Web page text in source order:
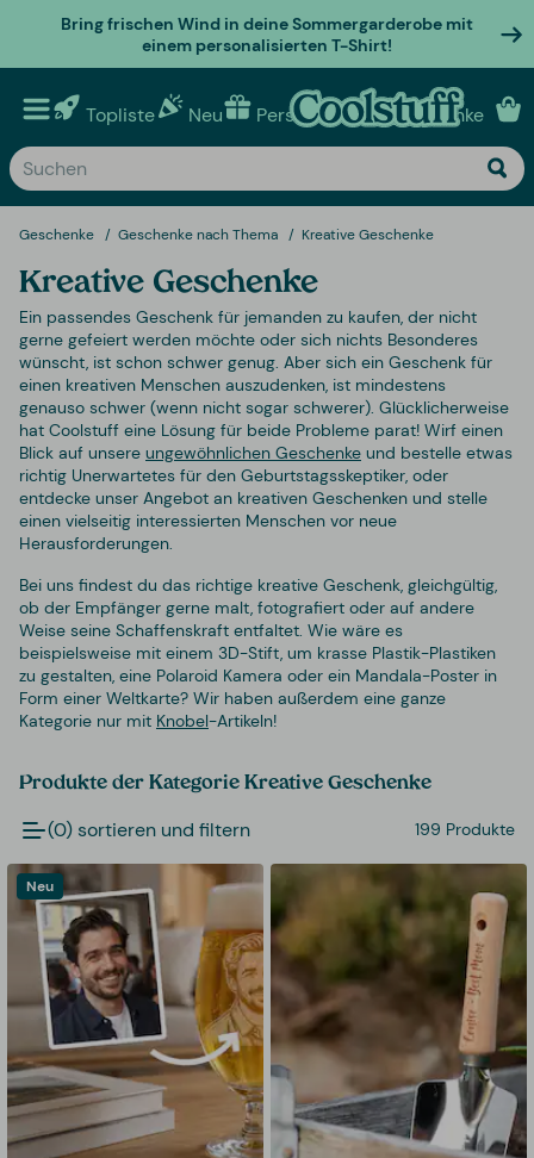
Bring frischen Wind in deine Sommergarderobe mit
einem personalisierten T-Shirt!
Topliste Neu Personalisierte geschenke
Geschenke Geschenke nach Thema Kreative Geschenke
Kreative Geschenke
Ein passendes Geschenk für jemanden zu kaufen, der nicht
gerne gefeiert werden möchte oder sich nichts Besonderes
wünscht, ist schon schwer genug. Aber sich ein Geschenk für
einen kreativen Menschen auszudenken, ist mindestens
genauso schwer (wenn nicht sogar schwerer). Glücklicherweise
hat Coolstuff eine Lösung für beide Probleme parat! Wirf einen
Blick auf unsere ungewöhnlichen Geschenke und bestelle etwas
richtig Unerwartetes für den Geburtstagsskeptiker, oder
entdecke unser Angebot an kreativen Geschenken und stelle
einen vielseitig interessierten Menschen vor neue
Herausforderungen.
Bei uns findest du das richtige kreative Geschenk, gleichgültig,
ob der Empfänger gerne malt, fotografiert oder auf andere
Weise seine Schaffenskraft entfaltet. Wie wäre es
beispielsweise mit einem 3D-Stift, um krasse Plastik-Plastiken
zu gestalten, eine Polaroid Kamera oder ein Mandala-Poster in
Form einer Weltkarte? Wir haben außerdem eine ganze
Kategorie nur mit Knobel-Artikeln!
Produkte der Kategorie Kreative Geschenke
(0) sortieren und filtern 199 Produkte
Neu